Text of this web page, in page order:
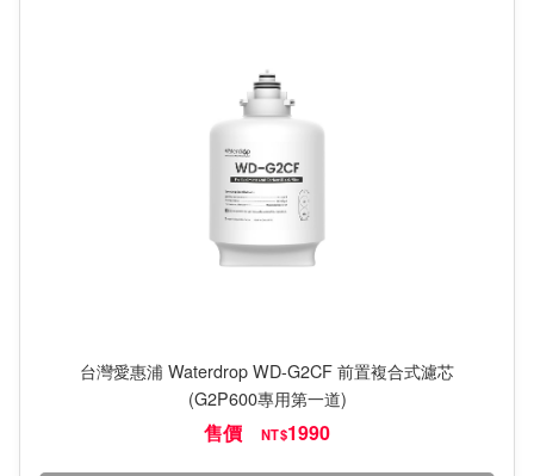
台灣愛惠浦 Waterdrop WD-G2CF 前置複合式濾芯
(G2P600專用第一道)
售價 NT$1990